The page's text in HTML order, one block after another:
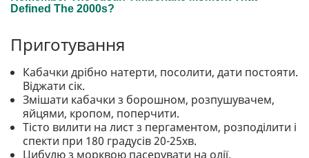
Приготування
Кабачки дрібно натерти, посолити, дати постояти.
Віджати сік.
Змішати кабачки з борошном, розпушувачем,
яйцями, кропом, поперчити.
Тісто вилити на лист з пергаментом, розподілити і
спекти при 180 градусів 20-25хв.
Цибулю з морквою пасерувати на олії.